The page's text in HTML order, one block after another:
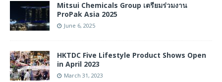
Mitsui Chemicals Group เตรียมร่วมงาน
ProPak Asia 2025
June 6, 2025
HKTDC Five Lifestyle Product Shows Open
in April 2023
March 31, 2023